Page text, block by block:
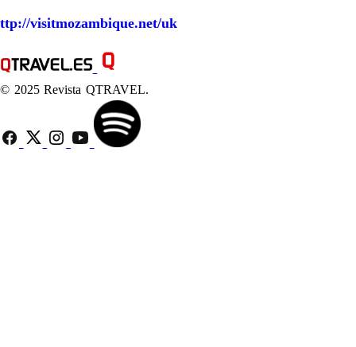
visitmozambique.net/uk
© 2025 Revista QTRAVEL.